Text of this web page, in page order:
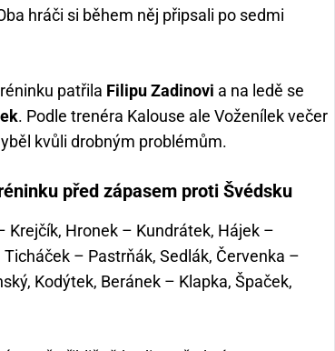
hráči si během něj připsali po sedmi
patřila Filipu Zadinovi a na ledě se
. Podle trenéra Kalouse ale Voženílek večer
kvůli drobným problémům.
před zápasem proti Švédsku
Krejčík, Hronek – Kundrátek, Hájek –
– Pastrňák, Sedlák, Červenka –
Kodýtek, Beránek – Klapka, Špaček,